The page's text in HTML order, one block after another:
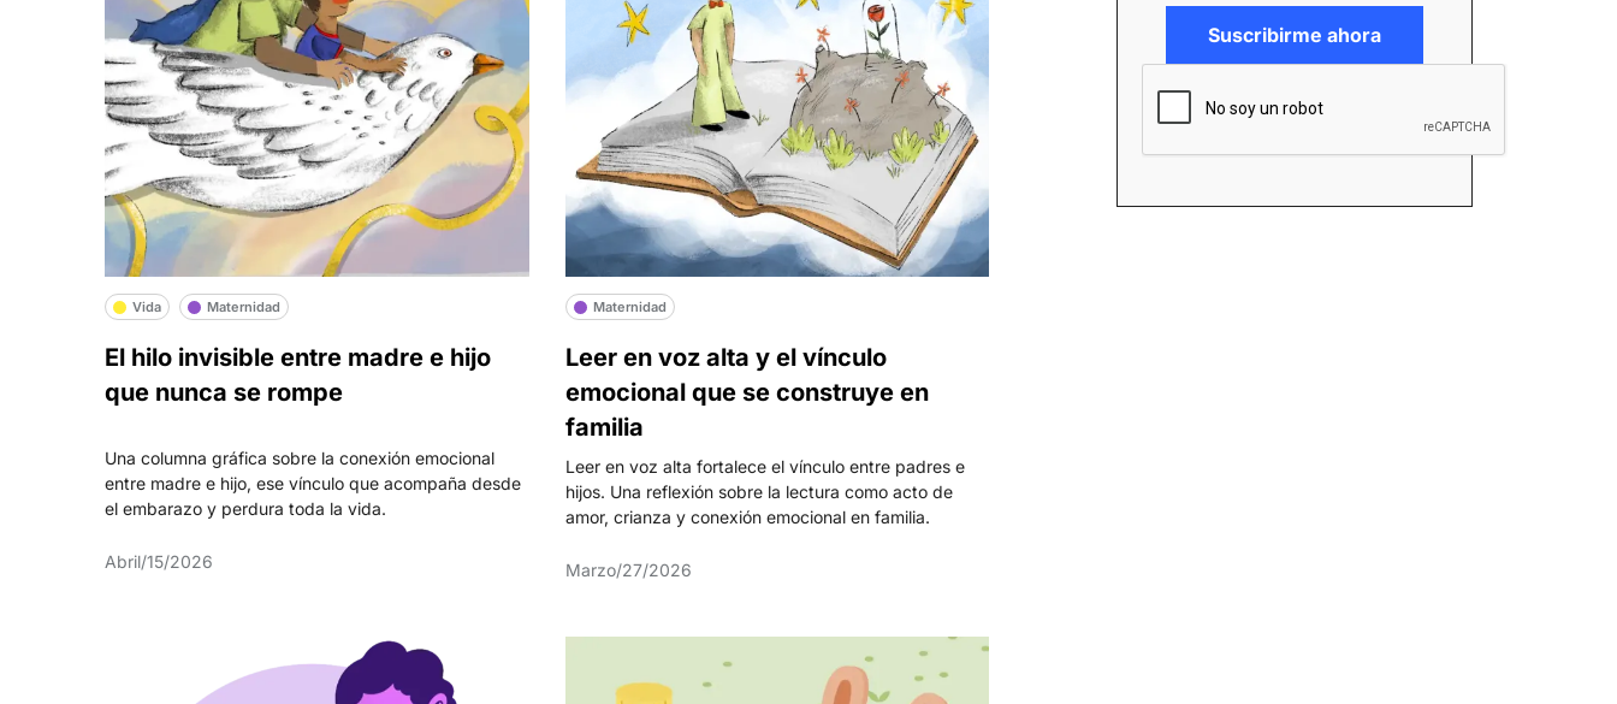
Vida Maternidad
El hilo invisible entre madre e hijo
que nunca se rompe
Una columna gráfica sobre la conexión emocional
entre madre e hijo, ese vínculo que acompaña desde
el embarazo y perdura toda la vida.
Abril/15/2026
Maternidad
Leer en voz alta y el vínculo
emocional que se construye en
familia
Leer en voz alta fortalece el vínculo entre padres e
hijos. Una reflexión sobre la lectura como acto de
amor, crianza y conexión emocional en familia.
Marzo/27/2026